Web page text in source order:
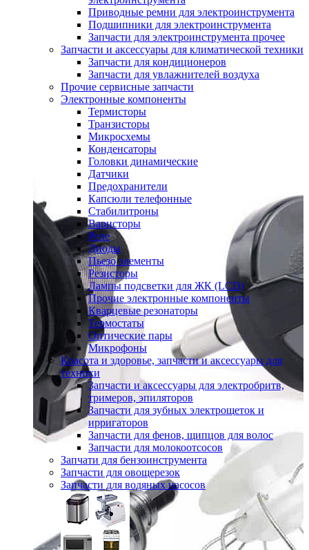
Приводные ремни для электроинструмента
Подшипники для электроинструмента
Запчасти для электроинструмента прочее
Запчасти и аксессуары для климатической техники
Запчасти для кондиционеров
Запчасти для увлажнителей воздуха
Прочие сервисные запчасти
Электронные компоненты
Термисторы
Транзисторы
Микросхемы
Конденсаторы
Головки динамические
Датчики
Предохранители
Капсюли телефонные
Стабилитроны
Варисторы
Реле
Диоды
Пьезо элементы
Резисторы
Лампы подсветки для ЖК (LCD)
Прочие электронные компоненты
Кварцевые резонаторы
Термостаты
Оптические пары
Микрофоны
Красота и здоровье, запчасти и аксессуары для
техники
Запчасти и аксессуары для электробритв,
тримеров, эпиляторов
Запчасти для зубных электрощеток и
ирригаторов
Запчасти для фенов, щипцов для волос
Запчасти для молокоотсосов
Запчати для бензоинструмента
Запчасти для овощерезок
Запчасти для водяных насосов